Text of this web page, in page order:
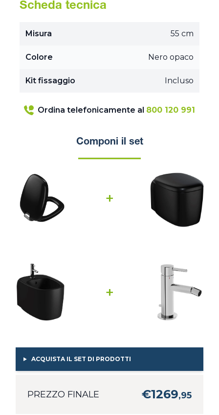
Scheda tecnica
Misura 55 cm
Colore Nero opaco
Kit fissaggio Incluso
Ordina telefonicamente al 800 120 991
Componi il set
+
+
ACQUISTA IL SET DI PRODOTTI
PREZZO FINALE €1269,95